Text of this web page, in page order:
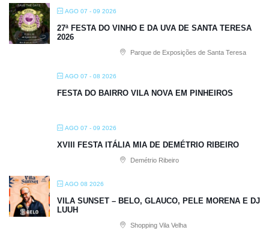
AGO 07 - 09 2026
27ª FESTA DO VINHO E DA UVA DE SANTA TERESA
2026
Parque de Exposições de Santa Teresa
AGO 07 - 08 2026
FESTA DO BAIRRO VILA NOVA EM PINHEIROS
AGO 07 - 09 2026
XVIII FESTA ITÁLIA MIA DE DEMÉTRIO RIBEIRO
Demétrio Ribeiro
AGO 08 2026
VILA SUNSET – BELO, GLAUCO, PELE MORENA E DJ
LUUH
Shopping Vila Velha